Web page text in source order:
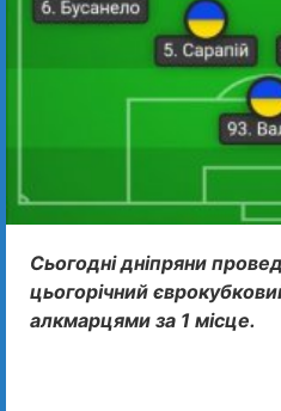
Сьогодні дніпряни
цьогорічний
алкмарцями за 1 місце.